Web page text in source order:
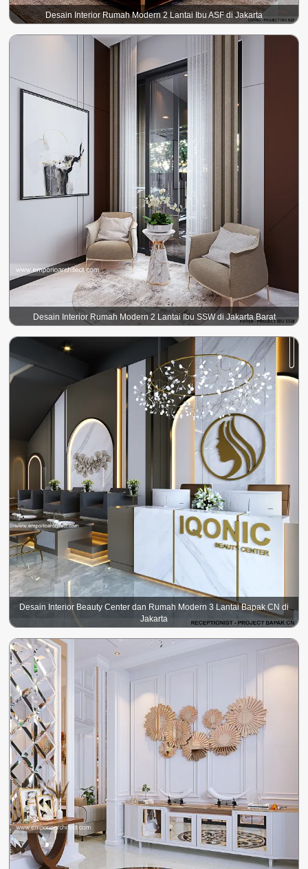
Desain Interior Rumah Modern 2 Lantai Ibu ASF di Jakarta
Desain Interior Rumah Modern 2 Lantai Ibu SSW di Jakarta Barat
Desain Interior Beauty Center dan Rumah Modern 3 Lantai Bapak CN di
Jakarta